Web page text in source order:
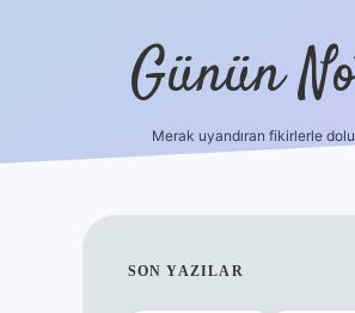
Günün
Merak uyandıran fikirlerle dolu
SIDEBAR
SON YAZILAR